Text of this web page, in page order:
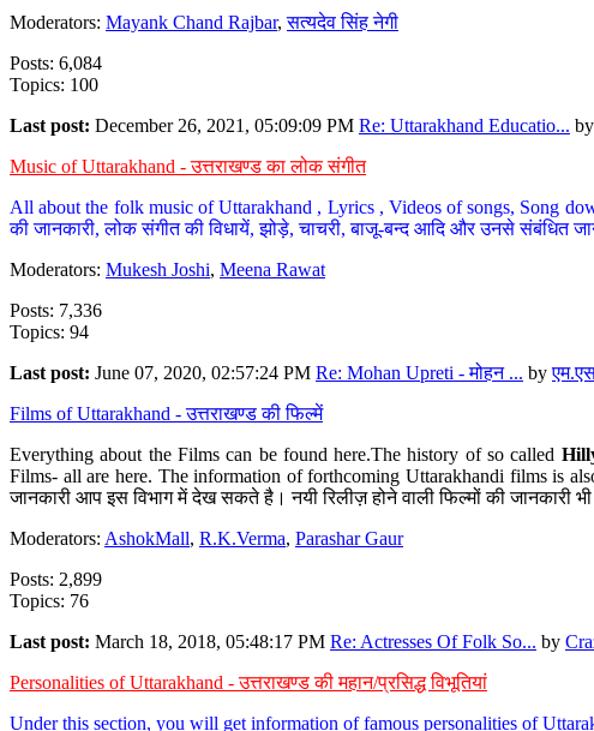
Moderators: Mayank Chand Rajbar,सत्यदेव सिंह नेगी
Posts: 6,084
Topics: 100
Last post: December 26, 2021, 05:09:09 PM Re: Uttarakhand Educatio... by
Music of Uttarakhand - उत्तराखण्ड का लोक संगीत
All about the folk music of Uttarakhand , Lyrics , Videos of songs, Song
की जानकारी, लोक संगीत की विधायें, झोड़े, चाचरी, बाजू-बन्द आदि और उनसे संबंधित
Moderators: Mukesh Joshi, Meena Rawat
Posts: 7,336
Topics: 94
Last post: June 07, 2020, 02:57:24 PM Re: Mohan Upreti - मोहन ... by
Films of Uttarakhand - उत्तराखण्ड की फिल्में
Everything about the Films can be found here.The history of so called
Films- all are here. The information of forthcoming Uttarakhandi films is
जानकारी आप इस विभाग में देख सकते है। नयी रिलीज़ होने वाली फिल्मों की जानकारी
Moderators: AshokMall, R.K.Verma, Parashar Gaur
Posts: 2,899
Topics: 76
Last post: March 18, 2018, 05:48:17 PM Re: Actresses Of Folk So... by
Personalities of Uttarakhand - उत्तराखण्ड की महान/प्रसिद्ध विभूतियां
Under this section, you will get information of famous personalities of